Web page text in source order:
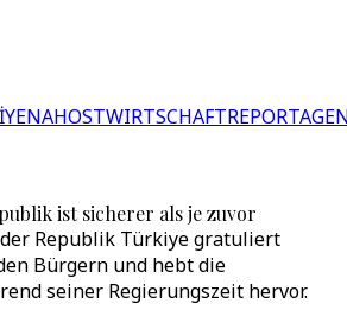
NAHOSTWIRTSCHAFT
ist sicherer als je zuvor
der Republik Türkiye gratuliert
Bürgern und hebt die
seiner Regierungszeit hervor.